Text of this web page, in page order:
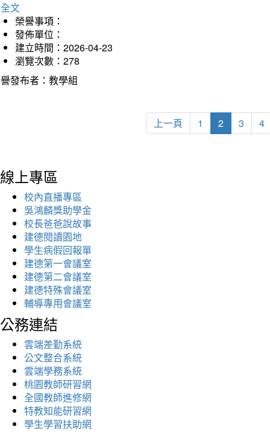
文
榮譽事項：
發佈單位：
建立時間：2026-04-23
瀏覽次數：278
發布者：教學組
上一頁 1 2 3 4
線上專區
校內直播專區
吳鴻麟獎助學金
校長爸爸說故事
建德閱讀園地
學生病假回報單
建德第一會議室
建德第二會議室
建德特殊會議室
輔導專用會議室
公務連結
雲端差勤系統
公文整合系統
雲端學務系統
桃園教師研習網
全國教師進修網
特教知能研習網
學生學習扶助網